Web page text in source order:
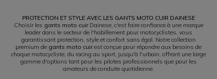
PROTECTION ET STYLE AVEC LES GANTS MOTO CUIR DAINESE
Choisir les gants moto cuirDainese, c'est faire confiance à une marque
leader dans le secteur de l'habillement pour motocyclistes, vous
garantissant protection, style et confort sans égal. Notre collection
premium de gants moto cuirest conçue pour répondre aux besoins de
chaque motocycliste, du racing au sport, jusqu'à l'urbain, offrant une large
gamme d'options tant pour les pilotes professionnels que pour les
amateurs de conduite quotidienne.